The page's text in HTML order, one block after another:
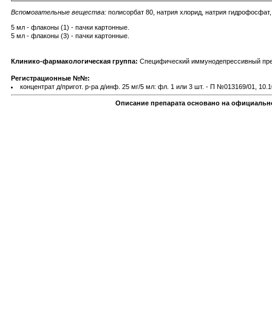
Вспомогательные вещества: полисорбат 80, натрия хлорид, натрия
5 мл - флаконы (1) - пачки картонные.
5 мл - флаконы (3) - пачки картонные.
Клинико-фармакологическая группа: Специфический иммунодепрессивный
Регистрационные №№:
концентрат д/пригот. р-ра д/инф. 25 мг/5 мл: фл. 1 или 3 шт. - П №013169/01,
Описание препарата основано на